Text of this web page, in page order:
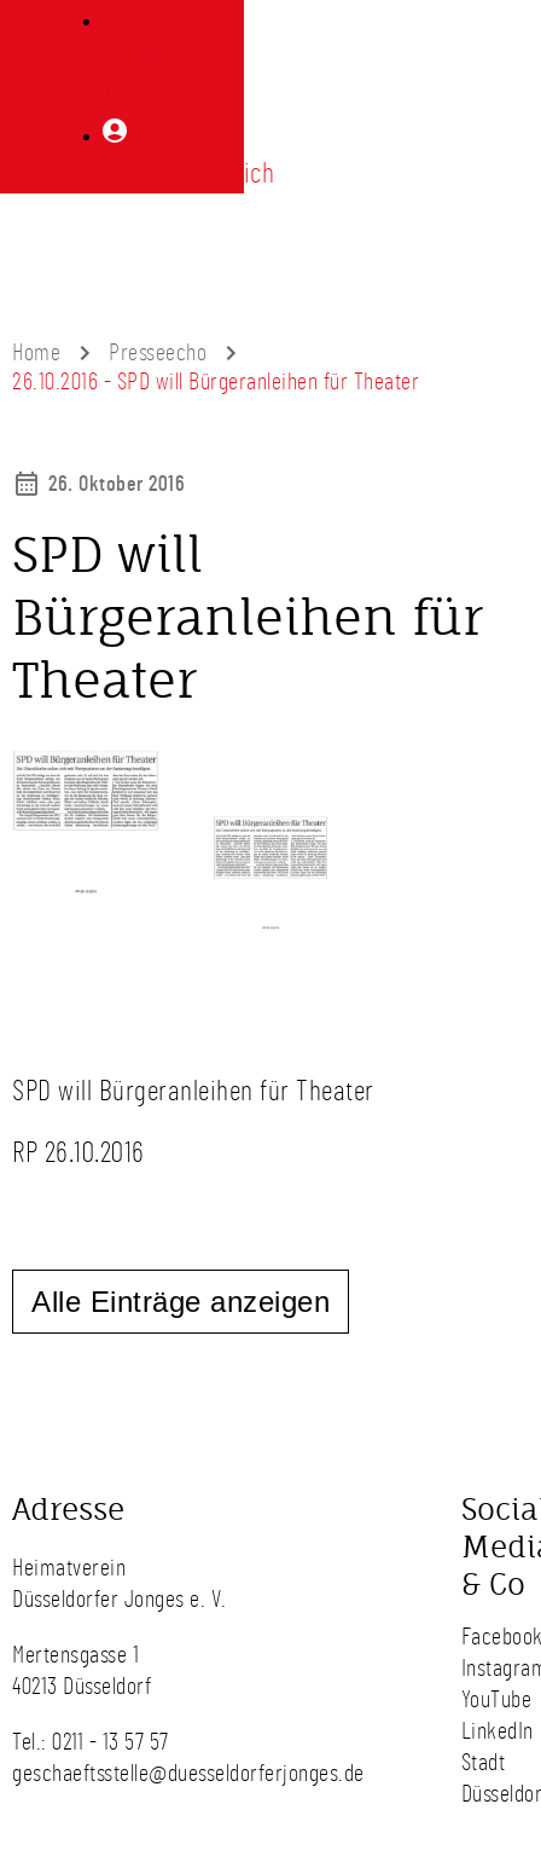
Mitgliederbereich
Home
Presseecho
26.10.2016 - SPD will Bürgeranleihen für Theater
26. Oktober 2016
SPD will
Bürgeranleihen für
Theater
SPD will Bürgeranleihen für Theater
RP 26.10.2016
Alle Einträge anzeigen
Adresse
Heimatverein
Düsseldorfer Jonges e. V.
Mertensgasse 1
40213 Düsseldorf
Tel.: 0211 - 13 57 57
geschaeftsstelle@duesseldorferjonges.de
& Co
YouTube
LinkedIn
Stadt